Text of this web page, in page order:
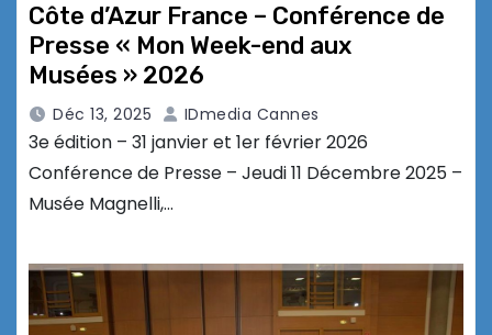
Côte d’Azur France – Conférence de
Presse « Mon Week-end aux
Musées » 2026
Déc 13, 2025 IDmedia Cannes
3e édition – 31 janvier et 1er février 2026
Conférence de Presse – Jeudi 11 Décembre 2025 –
Musée Magnelli,…